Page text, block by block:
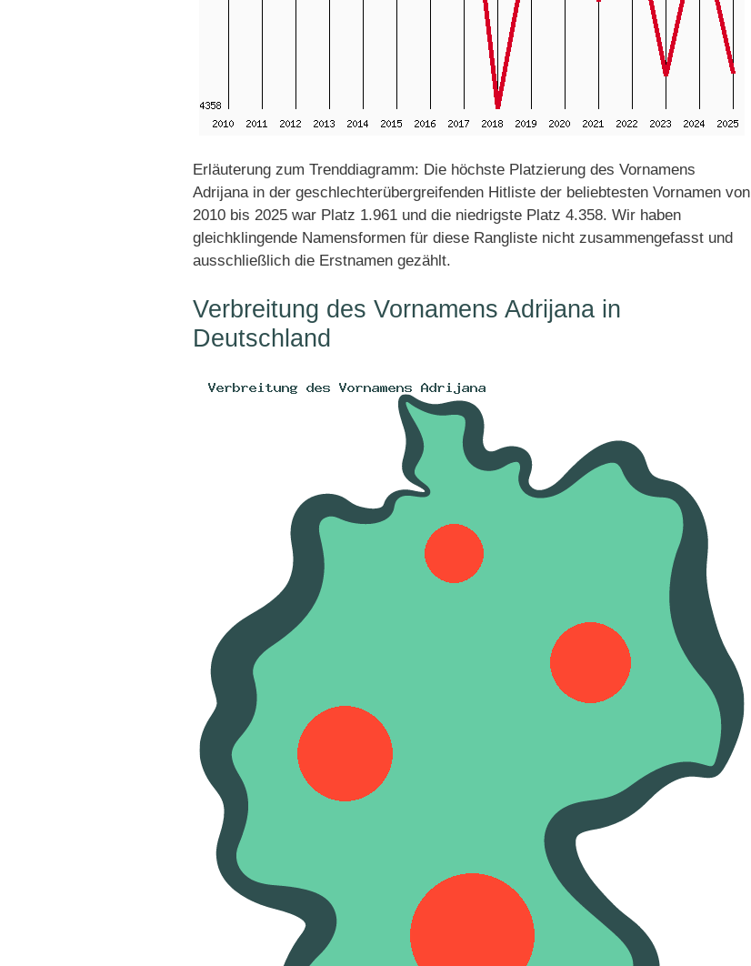
Erläuterung zum Trenddiagramm: Die höchste Platzierung des Vornamens
Adrijana in der geschlechterübergreifenden Hitliste der beliebtesten Vornamen von
2010 bis 2025 war Platz 1.961 und die niedrigste Platz 4.358. Wir haben
gleichklingende Namensformen für diese Rangliste nicht zusammengefasst und
ausschließlich die Erstnamen gezählt.
Verbreitung des Vornamens Adrijana in
Deutschland